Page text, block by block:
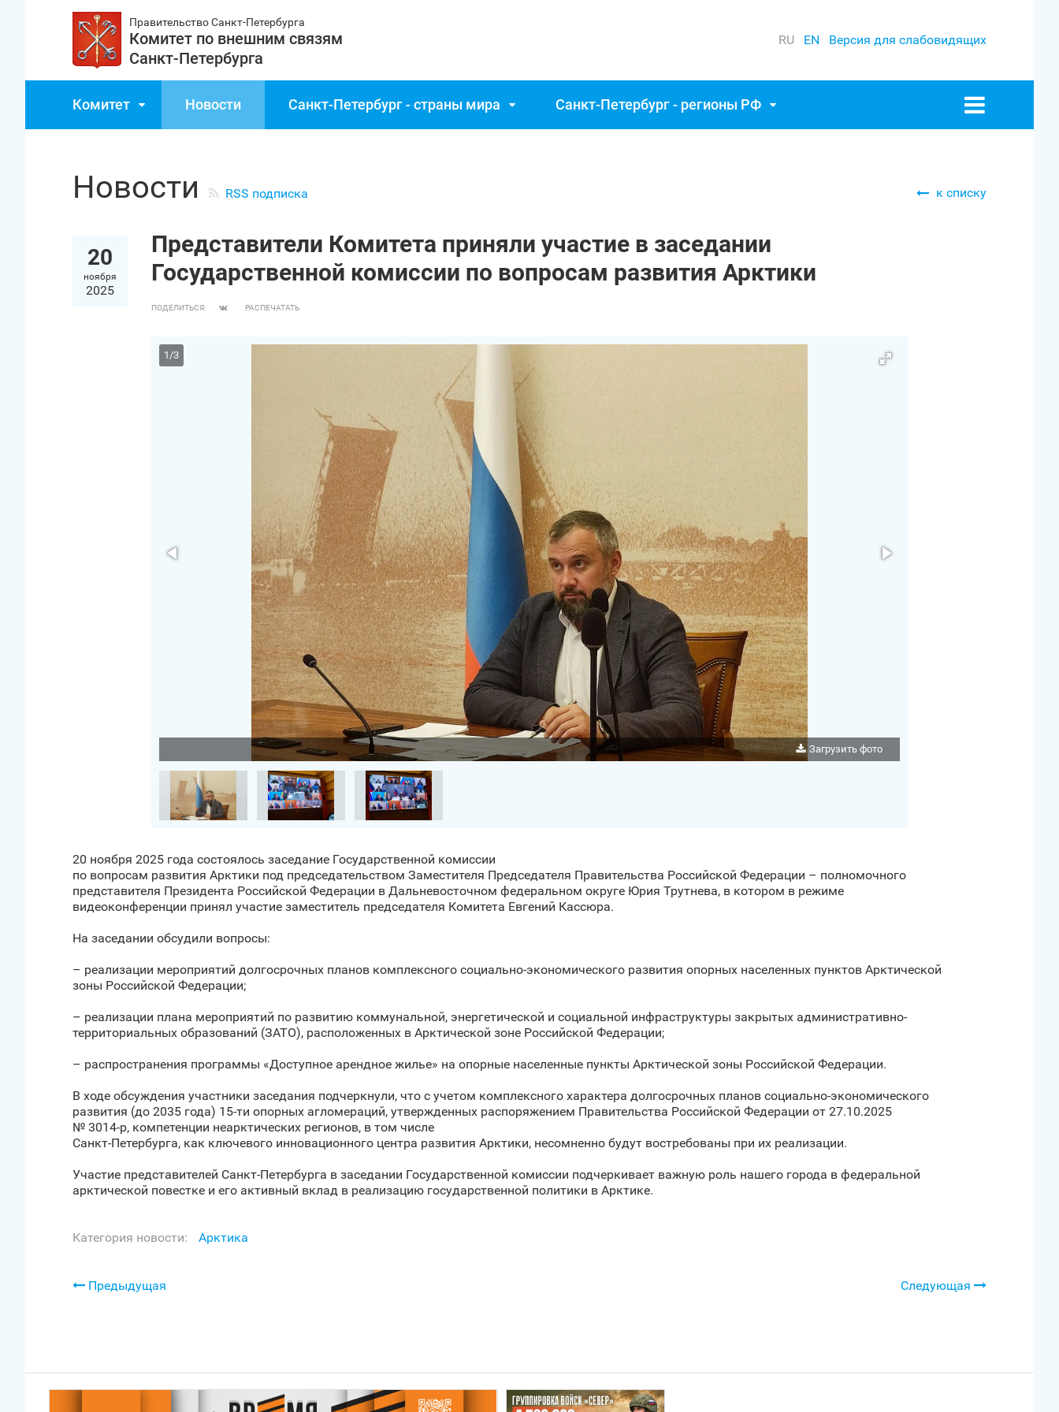
Правительство Санкт‑Петербурга
Комитет по внешним связям
Санкт‑Петербурга
RU EN Версия для слабовидящих
Комитет Новости Санкт‑Петербург - страны мира Санкт‑Петербург - регионы РФ
к списку
Новости RSS подписка
20
ноября
2025
Представители Комитета приняли участие в заседании
Государственной комиссии по вопросам развития Арктики
ПОДЕЛИТЬСЯ: РАСПЕЧАТАТЬ
Загрузить фото
1/3
20 ноября 2025 года состоялось заседание Государственной комиссии
по вопросам развития Арктики под председательством Заместителя Председателя Правительства Российской Федерации – полномочного
представителя Президента Российской Федерации в Дальневосточном федеральном округе Юрия Трутнева, в котором в режиме
видеоконференции принял участие заместитель председателя Комитета Евгений Кассюра.
На заседании обсудили вопросы:
– реализации мероприятий долгосрочных планов комплексного социально-экономического развития опорных населенных пунктов Арктической
зоны Российской Федерации;
– реализации плана мероприятий по развитию коммунальной, энергетической и социальной инфраструктуры закрытых административно-
территориальных образований (ЗАТО), расположенных в Арктической зоне Российской Федерации;
– распространения программы «Доступное арендное жилье» на опорные населенные пункты Арктической зоны Российской Федерации.
В ходе обсуждения участники заседания подчеркнули, что с учетом комплексного характера долгосрочных планов социально-экономического
развития (до 2035 года) 15-ти опорных агломераций, утвержденных распоряжением Правительства Российской Федерации от 27.10.2025
№ 3014-р, компетенции неарктических регионов, в том числе
Санкт‑Петербурга, как ключевого инновационного центра развития Арктики, несомненно будут востребованы при их реализации.
Участие представителей Санкт‑Петербурга в заседании Государственной комиссии подчеркивает важную роль нашего города в федеральной
арктической повестке и его активный вклад в реализацию государственной политики в Арктике.
Категория новости: Арктика
Предыдущая Следующая